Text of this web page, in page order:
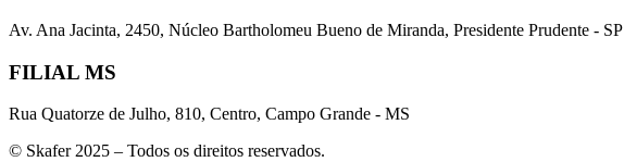
Av. Ana Jacinta, 2450, Núcleo Bartholomeu Bueno de Miranda, Presidente Prudente - SP
FILIAL MS
Rua Quatorze de Julho, 810, Centro, Campo Grande - MS
© Skafer 2025 – Todos os direitos reservados.